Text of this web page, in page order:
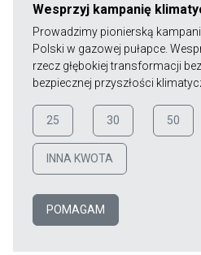
Wesprzyj kampanię
Prowadzimy pionierską
Polski w gazowej pułapce.
rzecz głębokiej transformacji
bezpiecznej przyszłości
25 30 50
INNA KWOTA
POMAGAM